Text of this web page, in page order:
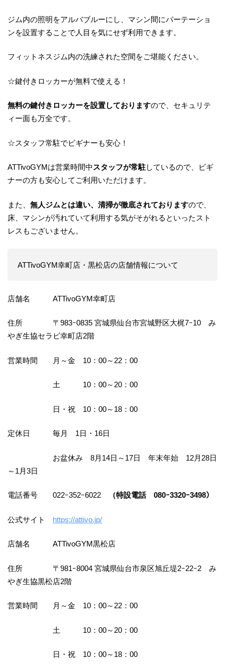
ジム内の照明をアルバブルーにし、マシン間にパーテーショ
ンを設置することで人目を気にせず利用できます。
フィットネスジム内の洗練された空間をご堪能ください。
☆鍵付きロッカーが無料で使える！
無料の鍵付きロッカーを設置しておりますので、セキュリテ
ィー面も万全です。
☆スタッフ常駐でビギナーも安心！
ATTivoGYMは営業時間中 スタッフが常駐しているので、ビギ
ナーの方も安心してご利用いただけます。
また、 無人ジムとは違い、清掃が徹底されておりますので、
床、マシンが汚れていて利用する気がそがれるといったスト
レスもございません。
ATTivoGYM幸町店・黒松店の店舗情報について
店舗名 ATTivoGYM幸町店
住所 〒983ｰ0835 宮城県仙台市宮城野区大梶7ｰ10 み
やぎ生協セラビ幸町店2階
営業時間 月～金 10：00～22：00
土 10：00～20：00
日・祝 10：00～18：00
定休日 毎月 1日・16日
お盆休み 8月14日～17日 年末年始 12月28日
～1月3日
電話番号 022ｰ352ｰ6022 （特設電話 080ｰ3320ｰ3498）
公式サイト https://attivo.jp/
店舗名 ATTivoGYM黒松店
住所 〒981ｰ8004 宮城県仙台市泉区旭丘堤2ｰ22ｰ2 み
やぎ生協黒松店2階
営業時間 月～金 10：00～22：00
土 10：00～20：00
日・祝 10：00～18：00